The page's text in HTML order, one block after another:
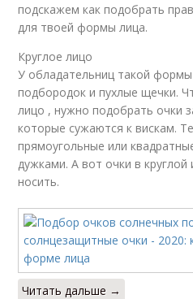
подскажем как подобрать
для твоей формы лица.
Круглое лицо
У обладательниц такой
подбородок и пухлые щечки.
лицо , нужно подобрать очки
которые сужаются к вискам.
прямоугольные или
дужками. А вот очки в
носить.
Читать дальше →